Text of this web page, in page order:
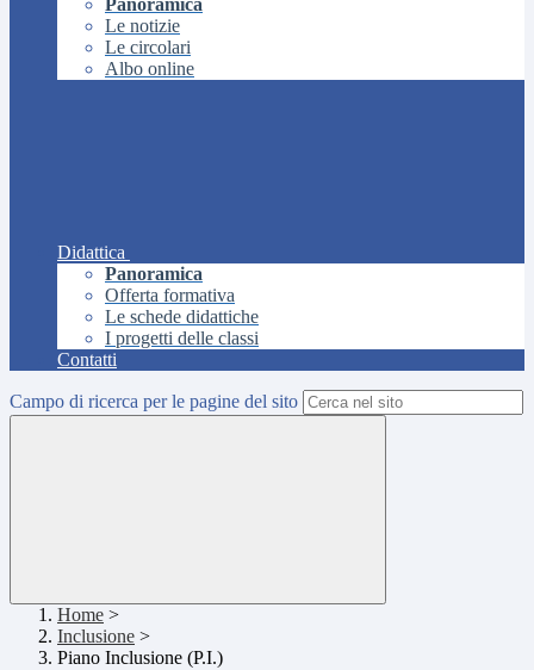
Panoramica
Le notizie
Le circolari
Albo online
Didattica
Panoramica
Offerta formativa
Le schede didattiche
I progetti delle classi
Contatti
Campo di ricerca per le pagine del sito
Home >
Inclusione >
Piano Inclusione (P.I.)